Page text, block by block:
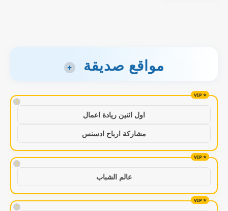
مواقع صديقة +
!
اول اثنين ريادة اعمال
مشاركة ارباح ادسنس
!
عالم الشباب
!